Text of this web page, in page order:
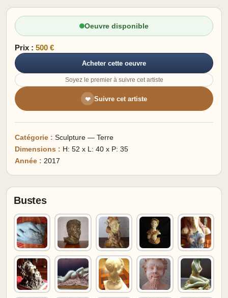
Oeuvre disponible
Prix : 500 €
Acheter cette oeuvre
Soyez le premier à suivre cet artiste
❤ Suivre cet artiste
Catégorie : Sculpture — Terre
Dimensions : H: 52 x L: 40 x P: 35
Année : 2017
Bustes